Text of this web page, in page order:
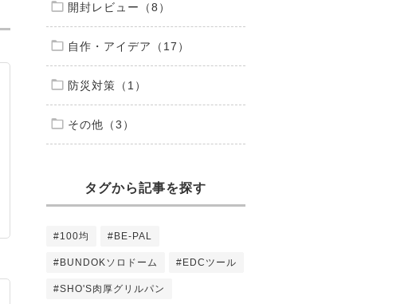
開封レビュー（8）
自作・アイデア（17）
防災対策（1）
その他（3）
タグから記事を探す
#100均 #BE-PAL
#BUNDOKソロドーム #EDCツール
#SHO'S肉厚グリルパン